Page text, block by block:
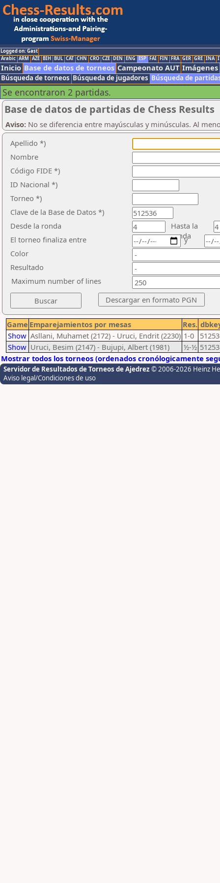
Logged on: Gast
Arabic ARM AZE BIH BUL CAT CHN CRO CZE DEN ENG ESP FAI FIN FRA GER GRE INA
Inicio Base de datos de torneos Campeonato AUT Imágenes
Búsqueda de torneos Búsqueda de jugadores Búsqueda de
Se encontraron 2 partidas.
Base de datos de partidas de Chess Results
Aviso: No se diferencia entre mayúsculas y minúsculas. Al
Apellido *)
Nombre
Código FIDE *)
ID Nacional *)
Torneo *)
Clave de la Base de Datos *)
Desde la ronda
Hasta la
ronda
El torneo finaliza entre
Color
Resultado
y
Maximum number of lines
Game Emparejamientos por mesas Res.
Show Asllani, Muhamet (2172) - Uruci, Endrit (2230) 1-0
Show Uruci, Besim (2147) - Bujupi, Albert (1981) ½-½
Mostrar todos los torneos (ordenados cronólogicamente
Servidor de Resultados de Torneos de Ajedrez © 2006-2026 Heinz
Aviso legal/Condiciones de uso